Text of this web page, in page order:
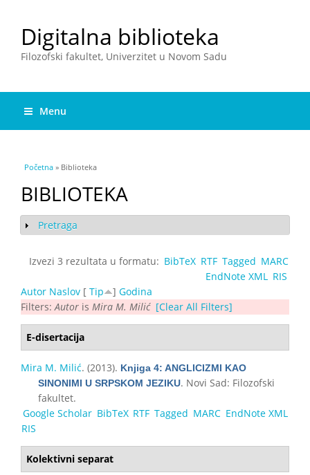
Digitalna biblioteka
Filozofski fakultet, Univerzitet u Novom Sadu
Menu
You are here
Početna » Biblioteka
BIBLIOTEKA
Show
Pretraga
Izvezi 3 rezultata u formatu: BibTeX RTF Tagged MARC
EndNote XML
RIS
Autor Naslov [ Tip ] Godina
Filters: Autor is Mira M. Milić [Clear All Filters]
E-disertacija
Mira M. Milić. (2013). Knjiga 4: ANGLICIZMI KAO
SINONIMI U SRPSKOM JEZIKU. Novi Sad: Filozofski
fakultet.
Google Scholar BibTeX RTF Tagged MARC EndNote XML
RIS
Kolektivni separat